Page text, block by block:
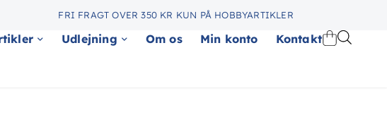
FRI FRAGT OVER 350 KR KUN PÅ HOBBYARTIKLER
Udlejning Om os Min konto Kontakt